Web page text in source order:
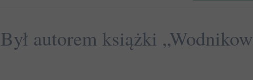
autorem książki